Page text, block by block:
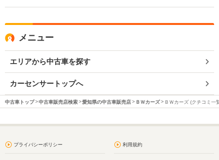
メニュー
エリアから中古車を探す
カーセンサートップへ
中古車トップ 中古車販売店検索 愛知県の中古車販売店 ＢＷカーズ ＢＷカーズ (クチコミ一
プライバシーポリシー 利用規約